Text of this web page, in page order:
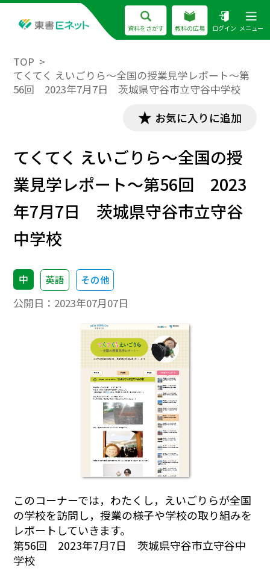
資料をさがす 教科の広場 ログイン メニュー
TOP
てくてく えいごりら～全国の授業見学レポート～第
56回 2023年7月7日 茨城県守谷市立守谷中学校
お気に入りに追加
てくてく えいごりら～全国の授
業見学レポート～第56回 2023
年7月7日 茨城県守谷市立守谷
中学校
中 英語 その他
公開日： 2023年07月07日
このコーナーでは，わたくし，えいごりらが全国
の学校を訪問し，授業の様子や学校の取り組みを
レポートしていきます。
第56回 2023年7月7日 茨城県守谷市立守谷中
学校